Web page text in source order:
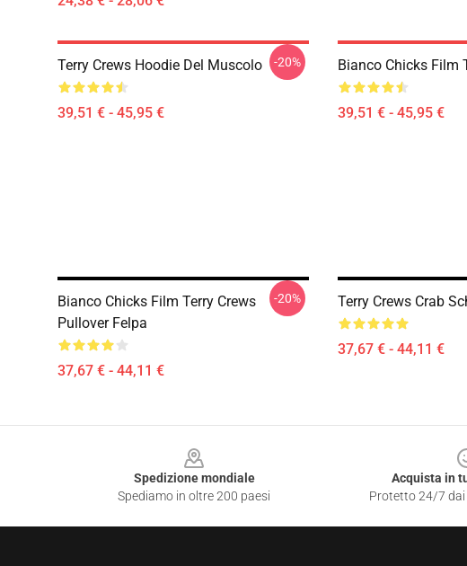
Terry Crews Hoodie Del Muscolo
39,51 € - 45,95 €
-20% Bianco Chicks Film
39,51 € - 45,95 €
Bianco Chicks Film Terry Crews
Pullover Felpa
37,67 € - 44,11 €
-20% Terry Crews Crab
37,67 € - 44,11 €
Spedizione mondiale
Spediamo in oltre 200 paesi
Acquista in
Protetto 24/7 dai